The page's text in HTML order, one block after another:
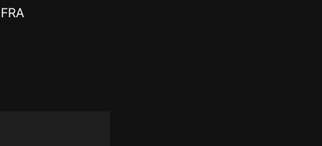
FRA